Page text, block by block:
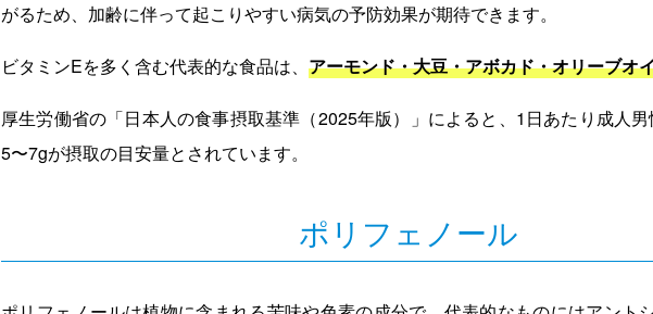
がるため、加齢に伴って起こりやすい病気の予防効果が期待できます。
ビタミンEを多く含む代表的な食品は、 アーモンド・大豆・アボカド・オリーブオ
厚生労働省の「日本人の食事摂取基準（2025年版）」によると、1日あたり成人
5〜7gが摂取の目安量とされています。
ポリフェノール